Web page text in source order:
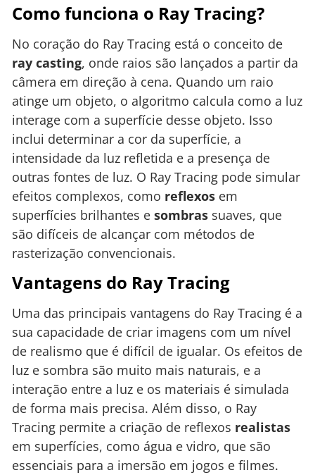
Como funciona o Ray Tracing?
No coração do Ray Tracing está o conceito de
ray casting, onde raios são lançados a partir da
câmera em direção à cena. Quando um raio
atinge um objeto, o algoritmo calcula como a luz
interage com a superfície desse objeto. Isso
inclui determinar a cor da superfície, a
intensidade da luz refletida e a presença de
outras fontes de luz. O Ray Tracing pode simular
efeitos complexos, como reflexos em
superfícies brilhantes e sombras suaves, que
são difíceis de alcançar com métodos de
rasterização convencionais.
Vantagens do Ray Tracing
Uma das principais vantagens do Ray Tracing é a
sua capacidade de criar imagens com um nível
de realismo que é difícil de igualar. Os efeitos de
luz e sombra são muito mais naturais, e a
interação entre a luz e os materiais é simulada
de forma mais precisa. Além disso, o Ray
Tracing permite a criação de reflexos realistas
em superfícies, como água e vidro, que são
essenciais para a imersão em jogos e filmes.